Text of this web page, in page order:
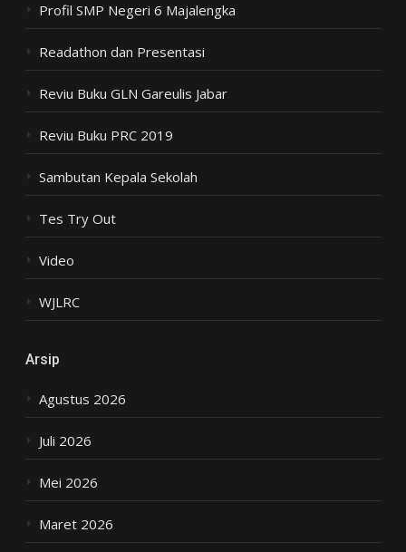
Profil SMP Negeri 6 Majalengka
Readathon dan Presentasi
Reviu Buku GLN Gareulis Jabar
Reviu Buku PRC 2019
Sambutan Kepala Sekolah
Tes Try Out
Video
WJLRC
Arsip
Agustus 2026
Juli 2026
Mei 2026
Maret 2026